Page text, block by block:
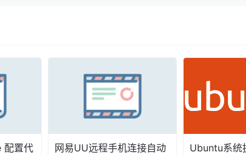
置代
网易UU远程手机连接自动
Ubuntu系统